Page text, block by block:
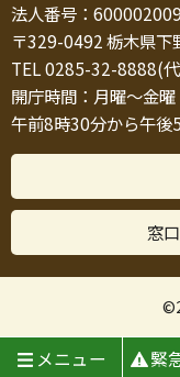
法人番号：
〒329-0492 栃木県下
TEL 0285-32-8888(
開庁時間：月曜～金
午前8時30分から午後
窓
メニュー 緊